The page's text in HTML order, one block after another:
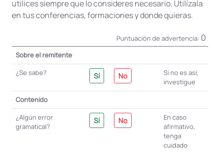
utilices siempre que lo consideres necesario. Utilízala
en tus conferencias, formaciones y donde quieras.
Puntuación de advertencia: 0
Sobre el remitente
¿Se sabe?
Sí No
Si no es así,
investigue
Contenido
¿Algún error
gramatical?
Sí No
En caso
afirmativo,
tenga
cuidado